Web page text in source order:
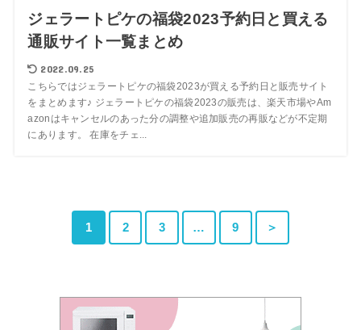
ジェラートピケの福袋2023予約日と買える
通販サイト一覧まとめ
2022.09.25
こちらではジェラートピケの福袋2023が買える予約日と販売サイト
をまとめます♪ ジェラートピケの福袋2023の販売は、楽天市場やAm
azonはキャンセルのあった分の調整や追加販売の再販などが不定期
にあります。 在庫をチェ...
1 2 3 … 9 ＞